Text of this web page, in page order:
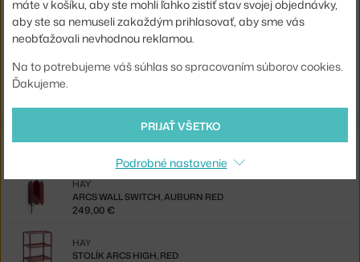
EAN
5710441329664
Shopping from the EU? Switch toArcs Mirror Rectangle L,
burgundy
Z rovnakej kolekcie
ARCS WALL SWITCH, AUBURN RED
HAY
249,00 €
STOLÍK ARCS HIGH, RED
HAY
máte v košíku, aby ste mohli ľahko zistiť stav svojej objednávky,
aby ste sa nemuseli zakaždým prihlasovať, aby sme vás
neobťažovali nevhodnou reklamou.
Na to potrebujeme váš súhlas so spracovaním súborov cookies.
Ďakujeme.
PRIJAŤ VŠETKO
Podrobné nastavenie